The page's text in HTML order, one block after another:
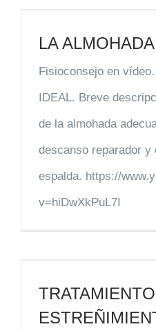
LA
Fisioconsejo en
IDEAL. Breve
de la almohada
descanso reparador y
espalda. https://
v=hiDwXkPuL7I
TRATAMIENTO